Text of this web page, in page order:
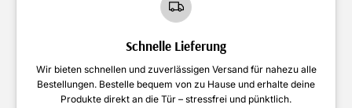
Schnelle Lieferung
Wir bieten schnellen und zuverlässigen Versand für nahezu alle
Bestellungen. Bestelle bequem von zu Hause und erhalte deine
Produkte direkt an die Tür – stressfrei und pünktlich.